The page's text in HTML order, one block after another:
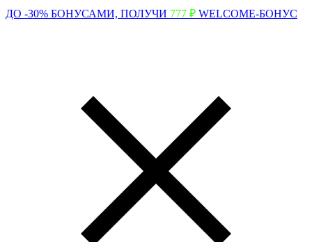
ДО -30% БОНУСАМИ, ПОЛУЧИ 777 ₽ WELCOME-БОНУС